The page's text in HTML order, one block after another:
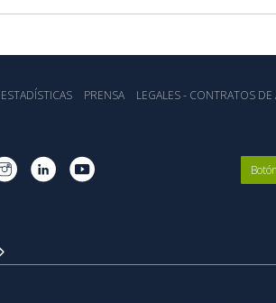
ESTADÍSTICA‎S PRENSA LEGALES - CONTRATOS